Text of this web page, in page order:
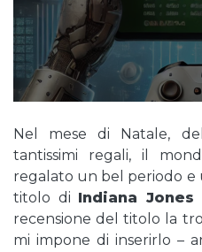
Nel mese di Natale,
tantissimi regali, il
regalato un bel periodo e
titolo di Indiana Jones
recensione del titolo la
mi impone di inserirlo –